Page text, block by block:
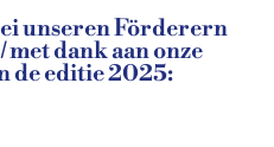
unseren Förderern
dank aan onze
de editie 2025: